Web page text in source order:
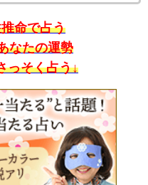
命で占う
なたの運勢
っそく占う↓